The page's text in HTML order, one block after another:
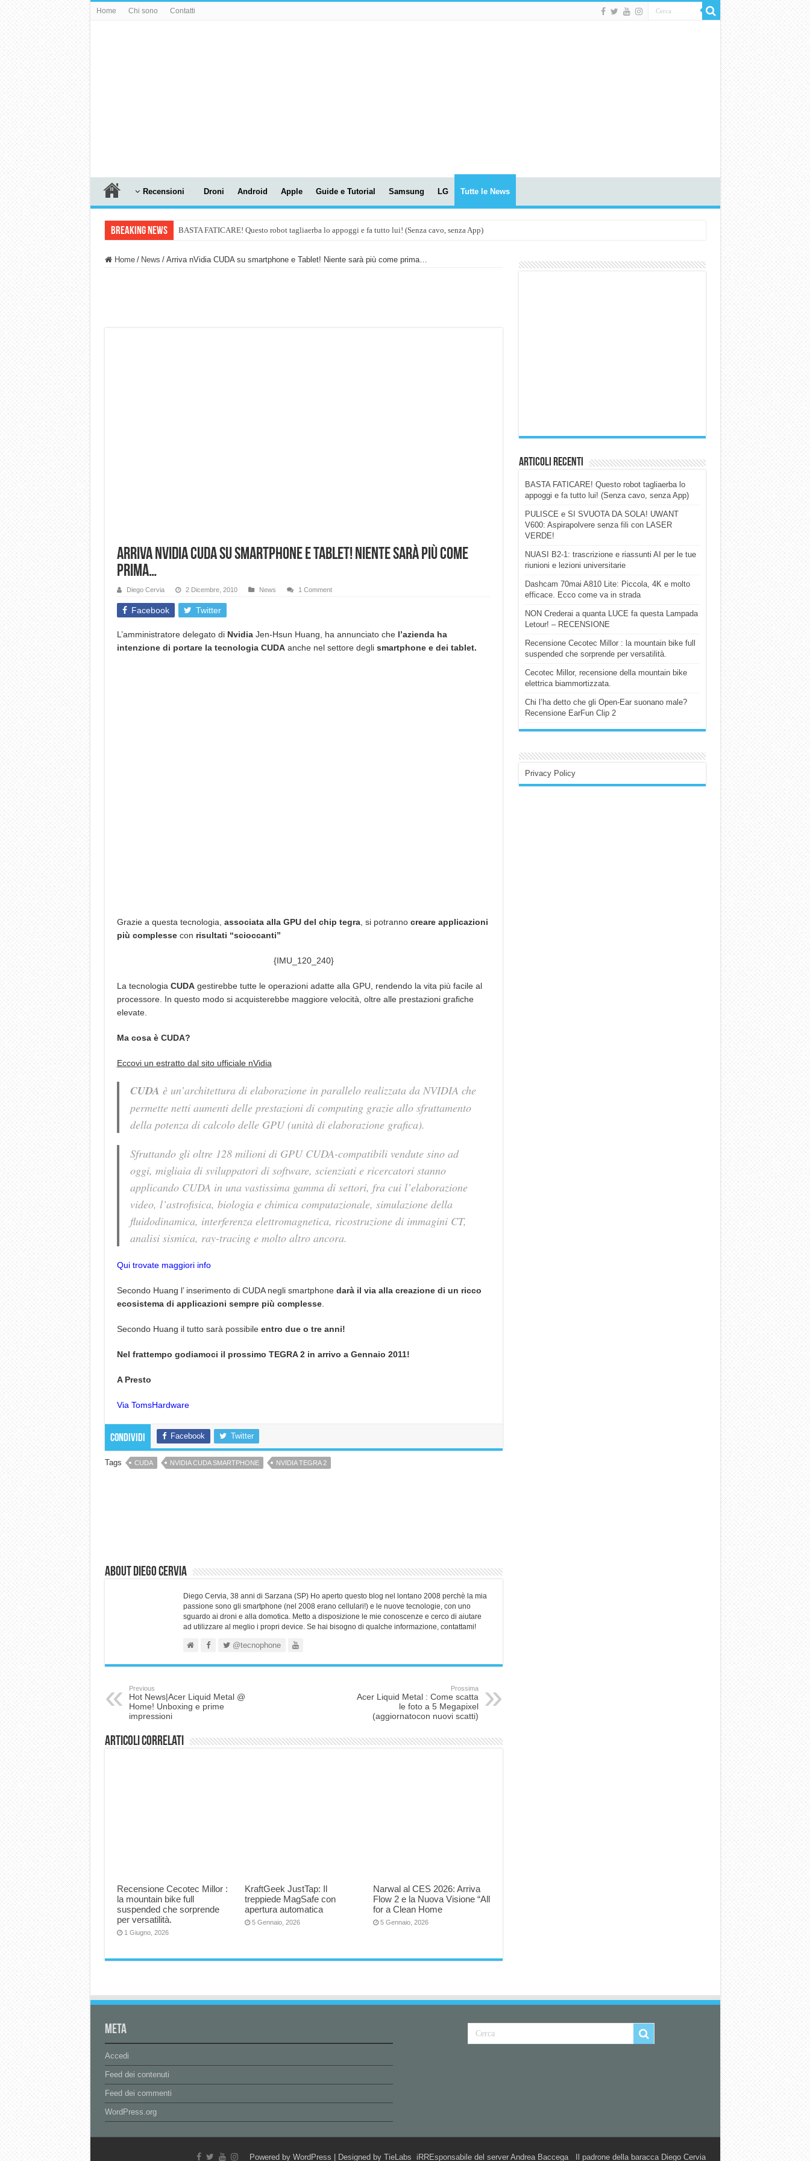
Home Chi sono Contatti
Recensioni Droni Android Apple Guide e Tutorial Samsung LG Tutte le News
Breaking News BASTA FATICARE! Questo robot tagliaerba lo appoggi e fa tutto lui! (Senza cavo, senza App)
Home / News / Arriva nVidia CUDA su smartphone e Tablet! Niente sarà più come prima…
Arriva nVidia CUDA su smartphone e Tablet! Niente sarà più come
prima…
Diego Cervia 2 Dicembre, 2010 News 1 Comment
Facebook Twitter
L’amministratore delegato di Nvidia Jen-Hsun Huang, ha annunciato che l’azienda ha
intenzione di portare la tecnologia CUDAanche nel settore degli smartphone e dei tablet.
Grazie a questa tecnologia, associata alla GPU del chip tegra, si potranno creare applicazioni
più complessecon risultati “scioccanti”
{IMU_120_240}
La tecnologia CUDAgestirebbe tutte le operazioni adatte alla GPU, rendendo la vita più facile al
processore. In questo modo si acquisterebbe maggiore velocità, oltre alle prestazioni grafiche
elevate.
Ma cosa è CUDA?
Eccovi un estratto dal sito ufficiale nVidia
CUDA è un’architettura di elaborazione in parallelo realizzata da NVIDIA che
permette netti aumenti delle prestazioni di computing grazie allo sfruttamento
della potenza di calcolo delle GPU (unità di elaborazione grafica).
Sfruttando gli oltre 128 milioni di GPU CUDA-compatibili vendute sino ad
oggi, migliaia di sviluppatori di software, scienziati e ricercatori stanno
applicando CUDA in una vastissima gamma di settori, fra cui l’elaborazione
video, l’astrofisica, biologia e chimica computazionale, simulazione della
fluidodinamica, interferenza elettromagnetica, ricostruzione di immagini CT,
analisi sismica, ray-tracing e molto altro ancora.
Qui trovate maggiori info
Secondo Huang l’ inserimento di CUDA negli smartphone darà il via alla creazione di un ricco
ecosistema di applicazioni sempre più complesse.
Secondo Huang il tutto sarà possibile entro due o tre anni!
Nel frattempo godiamoci il prossimo TEGRA 2 in arrivo a Gennaio 2011!
A Presto
Via TomsHardware
Condividi Facebook Twitter
Tags CUDA NVIDIA CUDA SMARTPHONE NVIDIA TEGRA 2
About Diego Cervia
Diego Cervia, 38 anni di Sarzana (SP) Ho aperto questo blog nel lontano 2008 perchè la mia
passione sono gli smartphone (nel 2008 erano cellulari!) e le nuove tecnologie, con uno
sguardo ai droni e alla domotica. Metto a disposizione le mie conoscenze e cerco di aiutare
ad utilizzare al meglio i propri device. Se hai bisogno di qualche informazione, contattami!
@tecnophone
Previous
Hot News|Acer Liquid Metal @
Home! Unboxing e prime
impressioni
Prossima
Acer Liquid Metal : Come scatta
le foto a 5 Megapixel
(aggiornatocon nuovi scatti)
Articoli correlati
Recensione Cecotec Millor :
la mountain bike full
suspended che sorprende
per versatilità.
1 Giugno, 2026
KraftGeek JustTap: Il
treppiede MagSafe con
apertura automatica
5 Gennaio, 2026
Narwal al CES 2026: Arriva
Flow 2 e la Nuova Visione “All
for a Clean Home
5 Gennaio, 2026
Articoli Recenti
BASTA FATICARE! Questo robot tagliaerba lo
appoggi e fa tutto lui! (Senza cavo, senza App)
PULISCE e SI SVUOTA DA SOLA! UWANT
V600: Aspirapolvere senza fili con LASER
VERDE!
NUASI B2-1: trascrizione e riassunti AI per le tue
riunioni e lezioni universitarie
Dashcam 70mai A810 Lite: Piccola, 4K e molto
efficace. Ecco come va in strada
NON Crederai a quanta LUCE fa questa Lampada
Letour! – RECENSIONE
Recensione Cecotec Millor : la mountain bike full
suspended che sorprende per versatilità.
Cecotec Millor, recensione della mountain bike
elettrica biammortizzata.
Chi l’ha detto che gli Open-Ear suonano male?
Recensione EarFun Clip 2
Privacy Policy
Meta
Accedi
Feed dei contenuti
Feed dei commenti
WordPress.org
Powered by WordPress | Designed by TieLabs iRREsponsabile del server Andrea Baccega Il padrone della baracca Diego Cervia